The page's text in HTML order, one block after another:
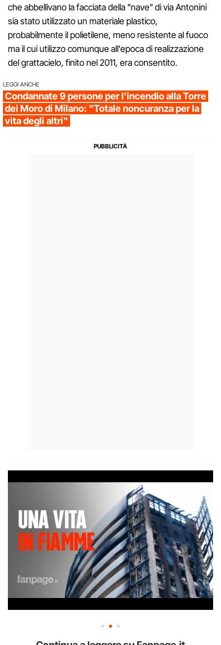
che abbellivano la facciata della "nave" di via Antonini
sia stato utilizzato un materiale plastico,
probabilmente il polietilene, meno resistente al fuoco
ma il cui utilizzo comunque all'epoca di realizzazione
del grattacielo, finito nel 2011, era consentito.
LEGGI ANCHE
Condannate 9 persone per l'incendio alla Torre
dei Moro di Milano: "Totale noncuranza per la
vita degli altri"